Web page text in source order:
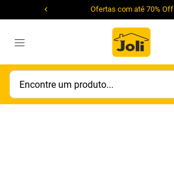
Ofertas com até 70% Off
Encontre um produto...